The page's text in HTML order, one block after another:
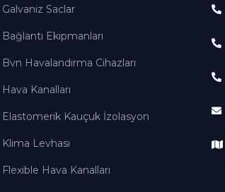
Galvaniz Saclar
Bağlantı Ekipmanları
Bvn Havalandırma Cihazları
Hava Kanalları
Elastomerik Kauçuk İzolasyon
Klima Levhası
Flexible Hava Kanalları